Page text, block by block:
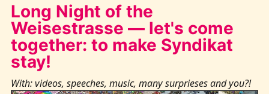
Long Night of the
Weisestrasse — let's come
together: to make Syndikat
stay!
With: videos, speeches, music, many surprieses and you?!